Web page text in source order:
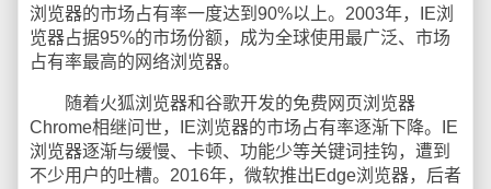
浏览器的市场占有率一度达到90%以上。2003年，IE浏
览器占据95%的市场份额，成为全球使用最广泛、市场
占有率最高的网络浏览器。
随着火狐浏览器和谷歌开发的免费网页浏览器
Chrome相继问世，IE浏览器的市场占有率逐渐下降。IE
浏览器逐渐与缓慢、卡顿、功能少等关键词挂钩，遭到
不少用户的吐槽。2016年，微软推出Edge浏览器，后者